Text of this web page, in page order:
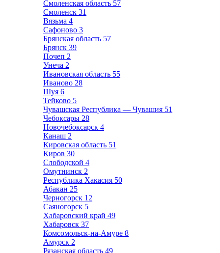
Смоленская область 57
Смоленск 31
Вязьма 4
Сафоново 3
Брянская область 57
Брянск 39
Почеп 2
Унеча 2
Ивановская область 55
Иваново 28
Шуя 6
Тейково 5
Чувашская Республика — Чувашия 51
Чебоксары 28
Новочебоксарск 4
Канаш 2
Кировская область 51
Киров 30
Слободской 4
Омутнинск 2
Республика Хакасия 50
Абакан 25
Черногорск 12
Саяногорск 5
Хабаровский край 49
Хабаровск 37
Комсомольск-на-Амуре 8
Амурск 2
Рязанская область 49